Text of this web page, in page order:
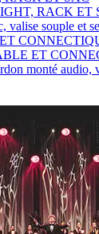
RACK ET
valise souple et
ET
monté audio,